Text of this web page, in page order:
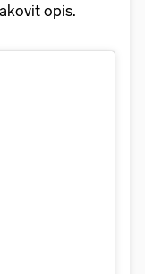
opis.